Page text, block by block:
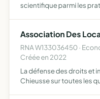
scientifique parmi les
Association Des
RNA W133036450 ·
Créée en 2022
La défense des droits et
Chieusse sur toutes les